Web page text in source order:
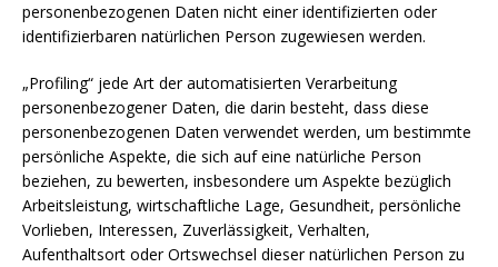
personenbezogenen Daten nicht einer identifizierten oder
identifizierbaren natürlichen Person zugewiesen werden.
„Profiling“ jede Art der automatisierten Verarbeitung
personenbezogener Daten, die darin besteht, dass diese
personenbezogenen Daten verwendet werden, um bestimmte
persönliche Aspekte, die sich auf eine natürliche Person
beziehen, zu bewerten, insbesondere um Aspekte bezüglich
Arbeitsleistung, wirtschaftliche Lage, Gesundheit, persönliche
Vorlieben, Interessen, Zuverlässigkeit, Verhalten,
Aufenthaltsort oder Ortswechsel dieser natürlichen Person zu